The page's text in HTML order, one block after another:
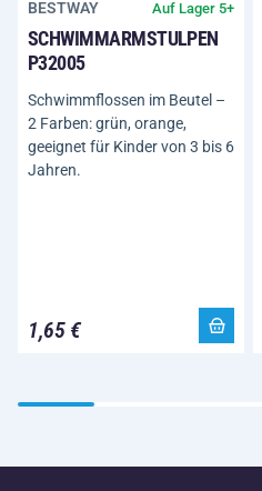
BESTWAY Auf Lager 5+
SCHWIMMARMSTULPEN
P32005
Schwimmflossen im Beutel –
2 Farben: grün, orange,
geeignet für Kinder von 3 bis 6
Jahren.
1,65 €